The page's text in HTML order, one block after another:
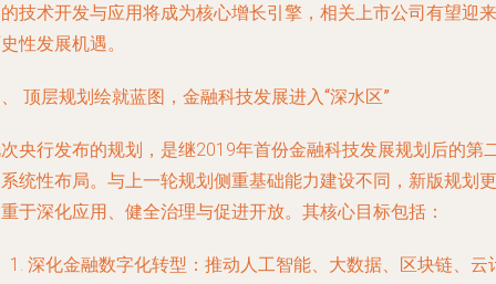
技术开发与应用将成为核心增长引擎，相关上市公司有望迎来
性发展机遇。
顶层规划绘就蓝图，金融科技发展进入“深水区”
央行发布的规划，是继2019年首份金融科技发展规划后的第
统性布局。与上一轮规划侧重基础能力建设不同，新版规划更
于深化应用、健全治理与促进开放。其核心目标包括：
深化金融数字化转型 ：推动人工智能、大数据、区块链、云